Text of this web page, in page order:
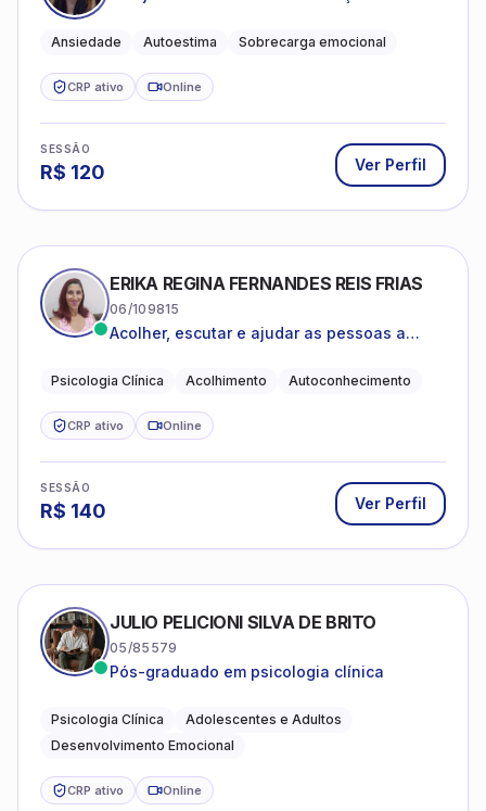
que você está vivendo
Ansiedade Autoestima Sobrecarga emocional
CRP ativo Online
SESSÃO
R$ 120 Ver Perfil
ERIKA REGINA FERNANDES REIS FRIAS
06/109815
Acolher, escutar e ajudar as pessoas a
Psicologia Clínica Acolhimento Autoconhecimento
CRP ativo Online
SESSÃO
R$ 140 Ver Perfil
JULIO PELICIONI SILVA DE BRITO
05/85579
Pós-graduado em psicologia clínica
Psicologia Clínica
Adolescentes e Adultos
Desenvolvimento Emocional
CRP ativo Online